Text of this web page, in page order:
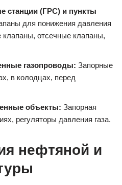
станции (ГРС) и пункты
для понижения давления
клапаны, отсечные клапаны,
газопроводы: Запорные
в колодцах, перед
объекты: Запорная
регуляторы давления газа.
нефтяной и